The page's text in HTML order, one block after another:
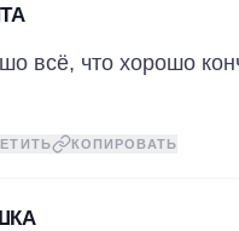
всё, что хорошо
КОПИРОВАТЬ